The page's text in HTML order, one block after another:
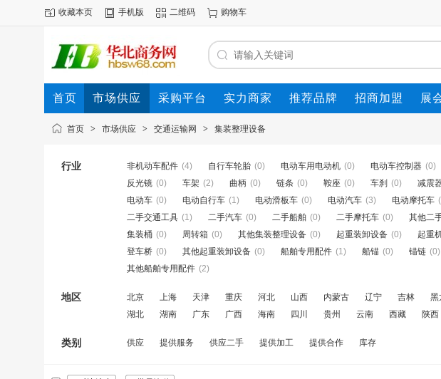
收藏本页 手机版 二维码 购物车
首页 市场供应 采购平台 实力商家 推荐品牌 招商加盟 展
首页 > 市场供应 > 交通运输网 > 集装整理设备
行业 非机动车配件 (4) 自行车轮胎 (0) 电动车用电动机 (0) 电动车控制器 (0)
反光镜 (0) 车架 (2) 曲柄 (0) 链条 (0) 鞍座 (0) 车刹 (0) 减震
电动车 (0) 电动自行车 (1) 电动滑板车 (0) 电动汽车 (3) 电动摩托车
二手交通工具 (1) 二手汽车 (0) 二手船舶 (0) 二手摩托车 (0) 其他二
集装桶 (0) 周转箱 (0) 其他集装整理设备 (0) 起重装卸设备 (0) 起重
登车桥 (0) 其他起重装卸设备 (0) 船舶专用配件 (1) 船锚 (0) 锚链 (0)
其他船舶专用配件 (2)
地区 北京 上海 天津 重庆 河北 山西 内蒙古 辽宁 吉林 黑
湖北
湖南 广东 广西 海南 四川 贵州 云南 西藏 陕西
类别 供应 提供服务 供应二手 提供加工 提供合作 库存